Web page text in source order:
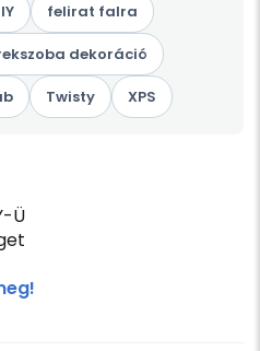
felirat falra
dekoráció
Twisty XPS
Ü